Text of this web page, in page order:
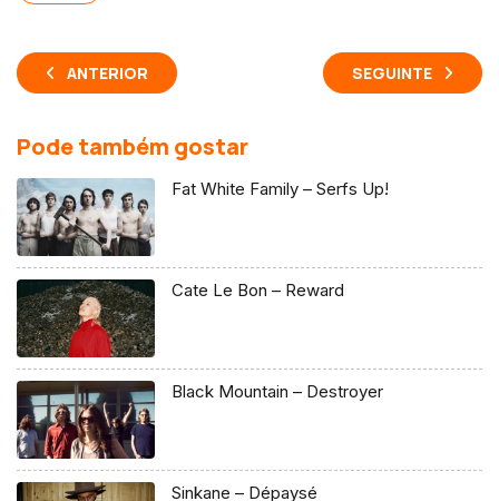
ANTERIOR SEGUINTE
Pode também gostar
Fat White Family – Serfs Up!
Cate Le Bon – Reward
Black Mountain – Destroyer
Sinkane – Dépaysé